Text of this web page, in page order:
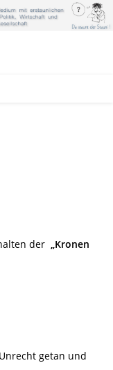
der „Kronen
getan und